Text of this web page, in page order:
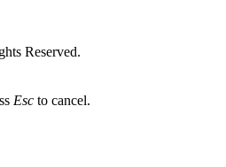
Reserved.
Esc to cancel.